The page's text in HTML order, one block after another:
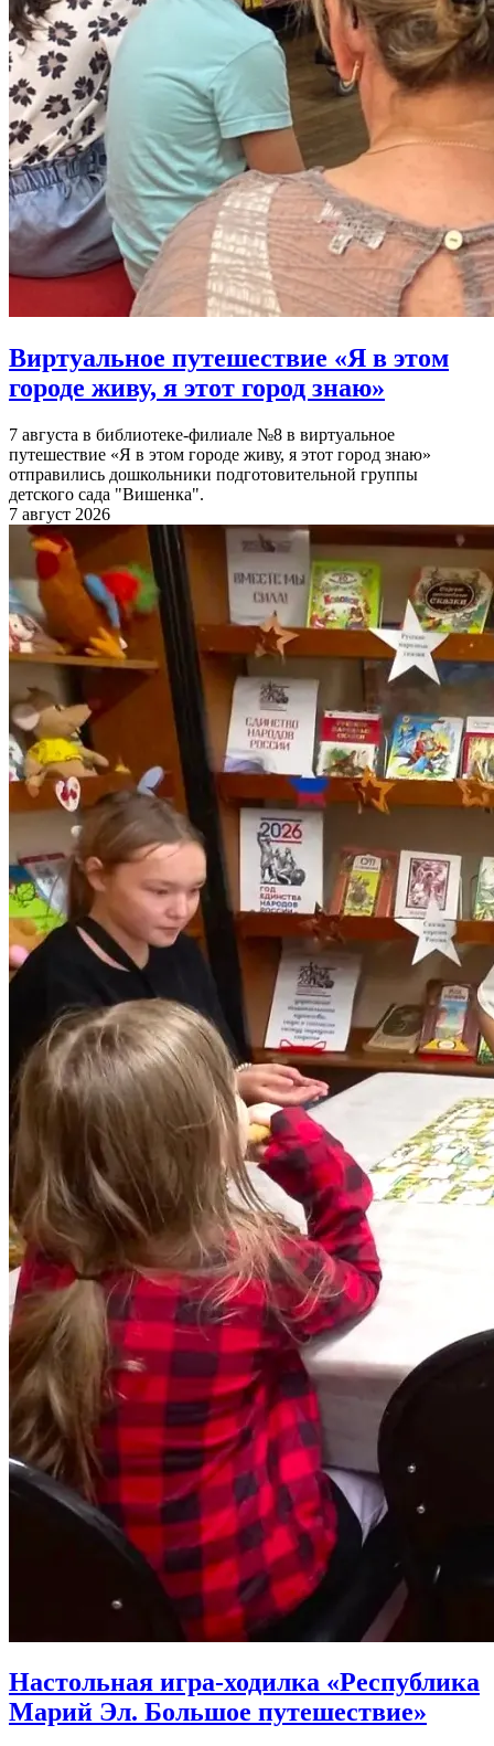
Виртуальное путешествие «Я в этом
городе живу, я этот город знаю»
7 августа в библиотеке-филиале №8 в виртуальное
путешествие «Я в этом городе живу, я этот город знаю»
отправились дошкольники подготовительной группы
детского сада "Вишенка".
7 август 2026
Настольная игра-ходилка «Республика
Марий Эл. Большое путешествие»